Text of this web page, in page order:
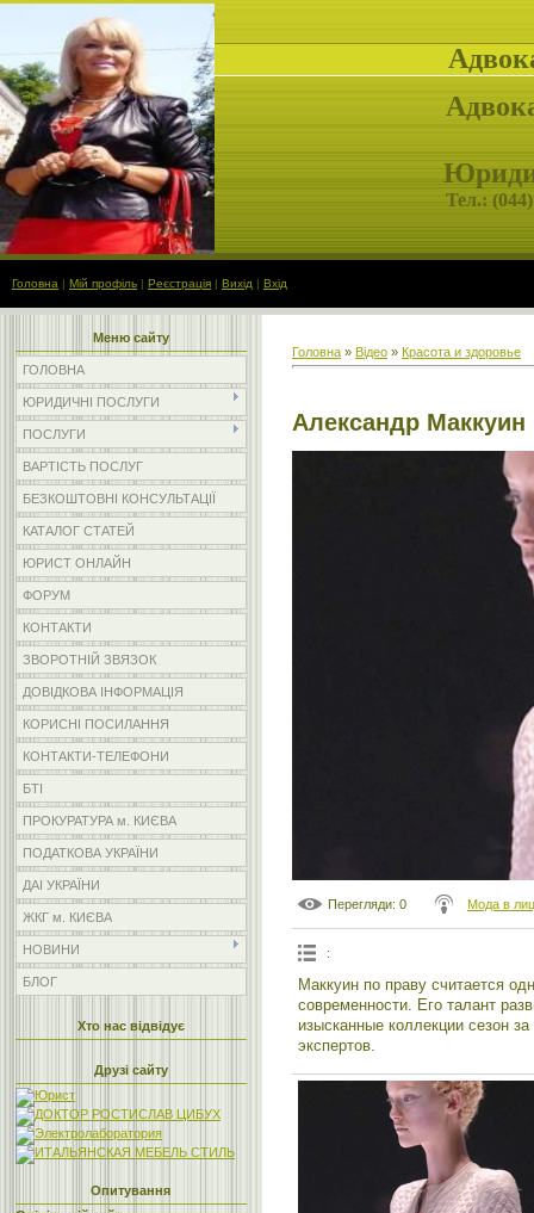
Тел.: (
Головна | Мій профіль | Реєстрація | Вихід | Вхід
Меню сайту
ГОЛОВНА
ЮРИДИЧНІ ПОСЛУГИ
ПОСЛУГИ
ВАРТІСТЬ ПОСЛУГ
БЕЗКОШТОВНІ КОНСУЛЬТАЦІЇ
КАТАЛОГ СТАТЕЙ
ЮРИСТ ОНЛАЙН
ФОРУМ
КОНТАКТИ
ЗВОРОТНІЙ ЗВЯЗОК
ДОВІДКОВА ІНФОРМАЦІЯ
КОРИСНІ ПОСИЛАННЯ
КОНТАКТИ-ТЕЛЕФОНИ
БТІ
ПРОКУРАТУРА м. КИЄВА
ПОДАТКОВА УКРАЇНИ
ДАІ УКРАЇНИ
ЖКГ м. КИЄВА
НОВИНИ
БЛОГ
Хто нас відвідує
Друзі сайту
Опитування
Головна » Відео » Красота и здоровье
Александр Маккуин
Перегляди: 0 Мода в
:
Маккуин по праву считается
современности. Его талант
изысканные коллекции сезон
экспертов.